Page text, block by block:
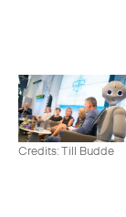
Credits: Till Budde